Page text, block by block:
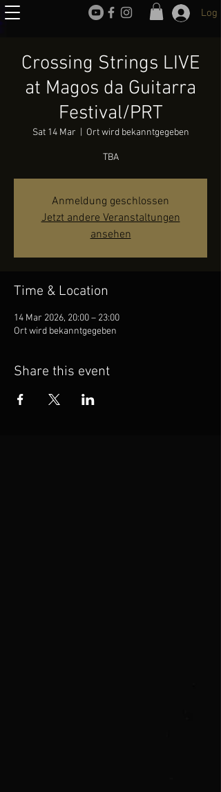
Log
Crossing Strings LIVE
at Magos da Guitarra
Festival/PRT
Sat 14 Mar Ort wird bekanntgegeben
TBA
Anmeldung geschlossen
Jetzt andere Veranstaltungen
ansehen
Time & Location
14 Mar 2026, 20:00 – 23:00
Ort wird bekanntgegeben
Share this event